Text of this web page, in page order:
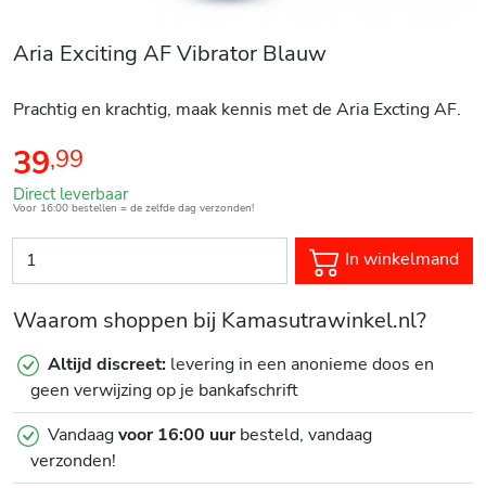
Aria Exciting AF Vibrator Blauw
Prachtig en krachtig, maak kennis met de Aria Excting AF.
39,99
Direct leverbaar
Voor 16:00 bestellen = de zelfde dag verzonden!
In winkelmand
Waarom shoppen bij Kamasutrawinkel.nl?
Altijd discreet: levering in een anonieme doos en
geen verwijzing op je bankafschrift
Vandaagvoor 16:00 uurbesteld, vandaag
verzonden!